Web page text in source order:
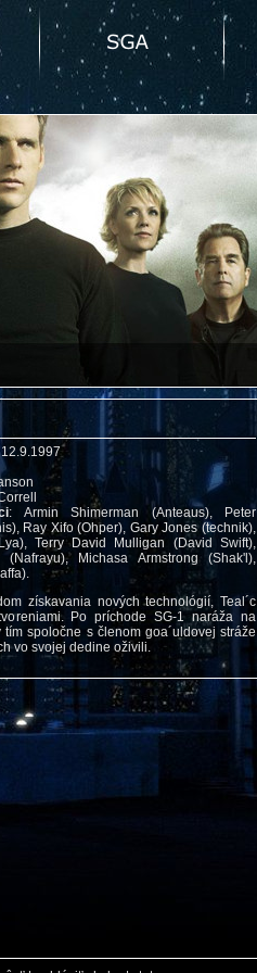
12.9.1997
: Armin Shimerman (Anteaus), Peter
Ray Xifo (Ohper), Gary Jones (technik),
Terry David Mulligan (David Swift),
Michasa Armstrong (Shak'l),
získavania nových technológií, Teal´c
Po príchode SG-1 naráža na
spoločne s členom goa´uldovej stráže
vo svojej dedine oživili.